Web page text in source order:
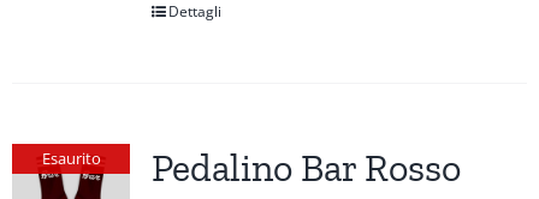
Dettagli
Esaurito Pedalino Bar Rosso